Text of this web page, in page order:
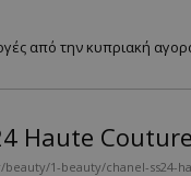
από την κυπριακή
Haute
1-beauty/chanel-ss24-
PHPSESSID